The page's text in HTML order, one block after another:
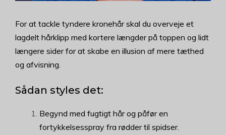
For at tackle tyndere kronehår skal du overveje et
lagdelt hårklipp med kortere længder på toppen og lidt
længere sider for at skabe en illusion af mere tæthed
og afvisning.
Sådan styles det:
Begynd med fugtigt hår og påfør en
fortykkelsesspray fra rødder til spidser.